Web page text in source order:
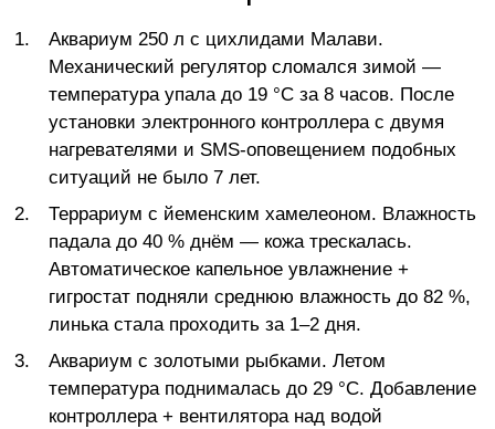
Аквариум 250 л с цихлидами Малави.
Механический регулятор сломался зимой —
температура упала до 19 °C за 8 часов. После
установки электронного контроллера с двумя
нагревателями и SMS-оповещением подобных
ситуаций не было 7 лет.
Террариум с йеменским хамелеоном. Влажность
падала до 40 % днём — кожа трескалась.
Автоматическое капельное увлажнение +
гигростат подняли среднюю влажность до 82 %,
линька стала проходить за 1–2 дня.
Аквариум с золотыми рыбками. Летом
температура поднималась до 29 °C. Добавление
контроллера + вентилятора над водой